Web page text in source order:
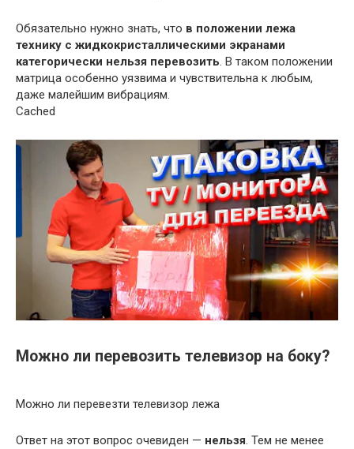
Обязательно нужно знать, что в положении лежа
технику с жидкокристаллическими экранами
категорически нельзя перевозить. В таком положении
матрица особенно уязвима и чувствительна к любым,
даже малейшим вибрациям.
Cached
Можно ли перевозить телевизор на боку?
Можно ли перевезти телевизор лежа
Ответ на этот вопрос очевиден — нельзя. Тем не менее